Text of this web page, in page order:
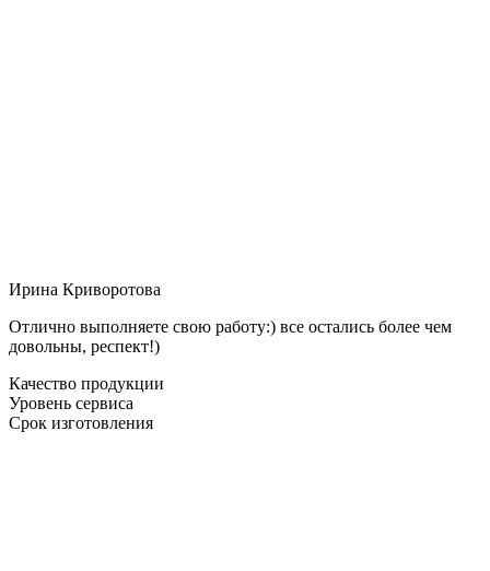
Ирина Криворотова
Отлично выполняете свою работу:) все остались более чем
довольны, респект!)
Качество продукции
Уровень сервиса
Срок изготовления